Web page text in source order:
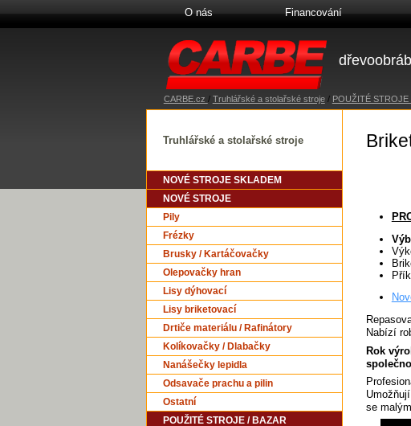
O nás Financování
CARBE.cz / Truhlářské a stolařské stroje / POUŽITÉ STROJE
Truhlářské a stolařské stroje
NOVÉ STROJE SKLADEM
NOVÉ STROJE
Pily
Frézky
Brusky / Kartáčovačky
Olepovačky hran
Lisy dýhovací
Lisy briketovací
Drtiče materiálu / Rafinátory
Kolíkovačky / Dlabačky
Nanášečky lepidla
Odsavače prachu a pilin
Ostatní
POUŽITÉ STROJE / BAZAR
Nabízí
Rok
se